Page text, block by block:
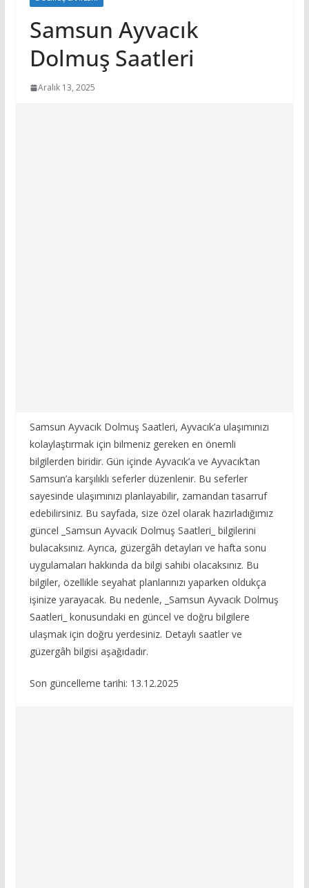
Samsun Ayvacık
Dolmuş Saatleri
Aralık 13, 2025
Samsun Ayvacık Dolmuş Saatleri, Ayvacık’a ulaşımınızı
kolaylaştırmak için bilmeniz gereken en önemli
bilgilerden biridir. Gün içinde Ayvacık’a ve Ayvacık’tan
Samsun’a karşılıklı seferler düzenlenir. Bu seferler
sayesinde ulaşımınızı planlayabilir, zamandan tasarruf
edebilirsiniz. Bu sayfada, size özel olarak hazırladığımız
güncel _Samsun Ayvacık Dolmuş Saatleri_ bilgilerini
bulacaksınız. Ayrıca, güzergâh detayları ve hafta sonu
uygulamaları hakkında da bilgi sahibi olacaksınız. Bu
bilgiler, özellikle seyahat planlarınızı yaparken oldukça
işinize yarayacak. Bu nedenle, _Samsun Ayvacık Dolmuş
Saatleri_ konusundaki en güncel ve doğru bilgilere
ulaşmak için doğru yerdesiniz. Detaylı saatler ve
güzergâh bilgisi aşağıdadır.
Son güncelleme tarihi: 13.12.2025